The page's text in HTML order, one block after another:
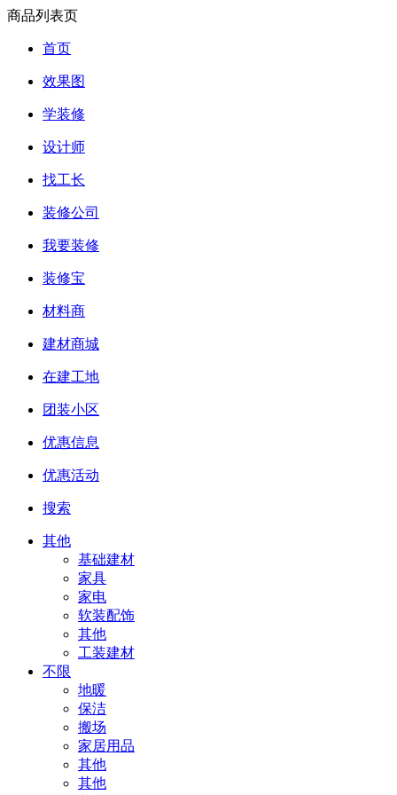
商品列表页
首页
效果图
学装修
设计师
找工长
装修公司
我要装修
装修宝
材料商
建材商城
在建工地
团装小区
优惠信息
优惠活动
搜索
其他
基础建材
家具
家电
软装配饰
其他
工装建材
不限
地暖
保洁
搬场
家居用品
其他
其他